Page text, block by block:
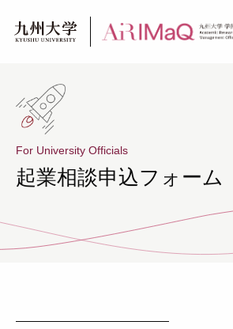
content
For University Officials
起業相談申込フォーム